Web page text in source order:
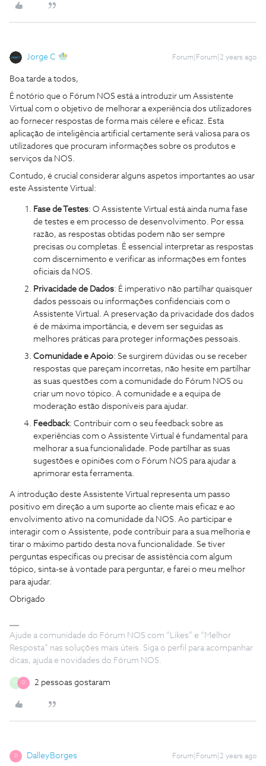
Jorge C Forum|Forum|2 years ago
Boa tarde a todos,
É notório que o Fórum NOS está a introduzir um Assistente
Virtual com o objetivo de melhorar a experiência dos utilizadores
ao fornecer respostas de forma mais célere e eficaz. Esta
aplicação de inteligência artificial certamente será valiosa para os
utilizadores que procuram informações sobre os produtos e
serviços da NOS.
Contudo, é crucial considerar alguns aspetos importantes ao usar
este Assistente Virtual:
Fase de Testes: O Assistente Virtual está ainda numa fase
de testes e em processo de desenvolvimento. Por essa
razão, as respostas obtidas podem não ser sempre
precisas ou completas. É essencial interpretar as respostas
com discernimento e verificar as informações em fontes
oficiais da NOS.
Privacidade de Dados: É imperativo não partilhar quaisquer
dados pessoais ou informações confidenciais com o
Assistente Virtual. A preservação da privacidade dos dados
é de máxima importância, e devem ser seguidas as
melhores práticas para proteger informações pessoais.
Comunidade e Apoio: Se surgirem dúvidas ou se receber
respostas que pareçam incorretas, não hesite em partilhar
as suas questões com a comunidade do Fórum NOS ou
criar um novo tópico. A comunidade e a equipa de
moderação estão disponíveis para ajudar.
Feedback: Contribuir com o seu feedback sobre as
experiências com o Assistente Virtual é fundamental para
melhorar a sua funcionalidade. Pode partilhar as suas
sugestões e opiniões com o Fórum NOS para ajudar a
aprimorar esta ferramenta.
A introdução deste Assistente Virtual representa um passo
positivo em direção a um suporte ao cliente mais eficaz e ao
envolvimento ativo na comunidade da NOS. Ao participar e
interagir com o Assistente, pode contribuir para a sua melhoria e
tirar o máximo partido desta nova funcionalidade. Se tiver
perguntas específicas ou precisar de assistência com algum
tópico, sinta-se à vontade para perguntar, e farei o meu melhor
para ajudar.
Obrigado
Ajude a comunidade do Fórum NOS com “Likes” e “Melhor
Resposta” nas soluções mais úteis. Siga o perfil para acompanhar
dicas, ajuda e novidades do Fórum NOS.
M D 2 pessoas gostaram
D DalleyBorges Forum|Forum|2 years ago